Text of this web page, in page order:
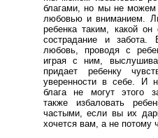
благами, но мы не можем
любовью и вниманием.
ребенка таким, какой он
сострадание и забота.
любовь, проводя с
играя с ним,
придает ребенку
уверенности в себе. И
блага не могут этого
также избаловать
частыми, если вы их
хочется вам, а не потому